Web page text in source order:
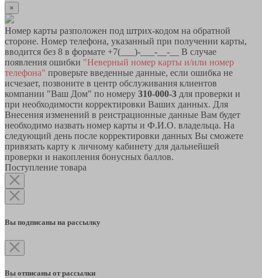
×
Номер карты разположен под штрих-кодом на обратной
стороне. Номер телефона, указанный при получении карты,
вводится без 8 в формате +7(___)-___-__-__ В случае
появления ошибки "Неверный номер карты и/или номер
телефона" проверьте введенные данные, если ошибка не
исчезает, позвоните в центр обслуживания клиентов
компании "Ваш Дом" по номеру 310-000-3 для проверки и
при необходимости корректировки Ваших данных. Для
Внесения изменений в реистрационные данные Вам будет
необходимо назвать номер карты и Ф.И.О. владельца. На
следующий день после корректировки данных Вы сможете
привязать карту к личному кабинету для дальнейшей
проверки и накопления бонусных баллов.
Поступление товара
Вы подписаны на рассылку
Вы отписаны от рассылки